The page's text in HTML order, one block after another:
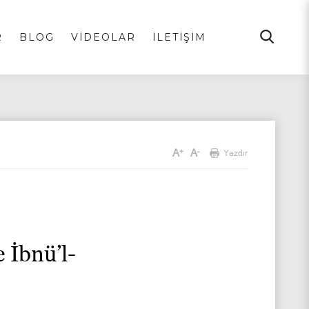
İLETİŞİM
VİDEOLAR
BLOG
A+ A- Yazdır
İbnü’l-